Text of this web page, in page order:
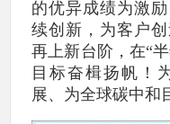
的优异成绩为激
续创新，为客户
再上新台阶，在“
目标奋楫扬帆！
展、为全球碳中和